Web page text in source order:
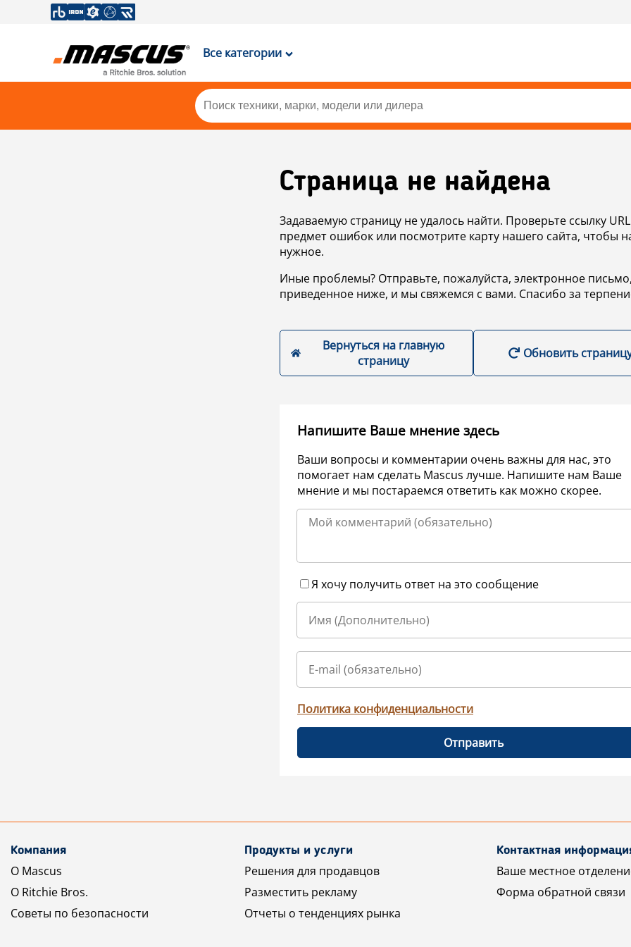
Все категории
Страница не найдена
Задаваемую страницу не удалось найти. Проверьте ссылку
предмет ошибок или посмотрите карту нашего сайта, чтобы
нужное.
Иные проблемы? Отправьте, пожалуйста, электронное
приведенное ниже, и мы свяжемся с вами. Спасибо за
Вернуться на главную
страницу
Обновить
Напишите Ваше мнение здесь
Ваши вопросы и комментарии очень важны для нас, это
помогает нам сделать Mascus лучше. Напишите нам Ваше
мнение и мы постараемся ответить как можно скорее.
Я хочу получить ответ на это сообщение
Политика конфиденциальности
Отправить
Компания
О Mascus
О Ritchie Bros.
Советы по безопасности
Продукты и услуги
Решения для продавцов
Разместить рекламу
Отчеты о тенденциях рынка
Контактная
Ваше местное
Форма обратной связи